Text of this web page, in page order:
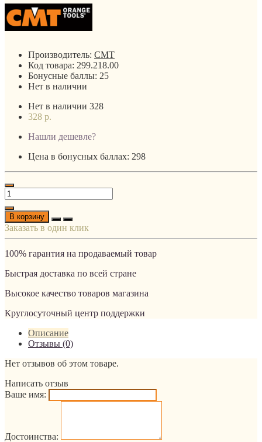
Производитель: CMT
Код товара: 299.218.00
Бонусные баллы: 25
Нет в наличии
Нет в наличии 328
328 р.
Нашли дешевле?
Цена в бонусных баллах: 298
В корзину
Заказать в один клик
100% гарантия на продаваемый товар
Быстрая доставка по всей стране
Высокое качество товаров магазина
Круглосуточный центр поддержки
Описание
Отзывы (0)
Нет отзывов об этом товаре.
Написать отзыв
Ваше имя:
Достоинства: